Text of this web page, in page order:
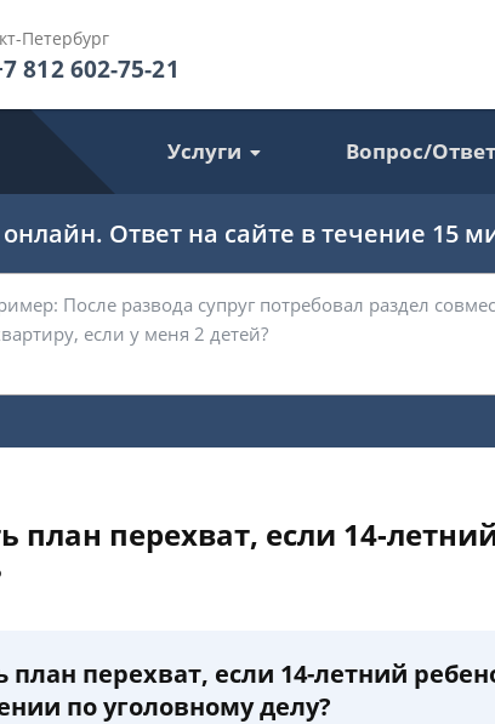
Петербург
812 602-75-21
Услуги Вопрос/Ответ
Ответ на сайте в течение 15
план перехват, если 14-
план перехват, если 14-летний
по уголовному делу?